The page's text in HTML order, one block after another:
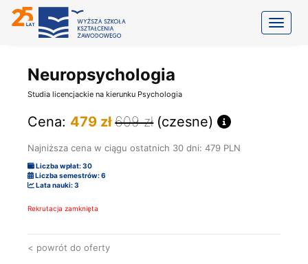
Neuropsychologia
Studia licencjackie na kierunku Psychologia
Cena: 479 zł609 zł (czesne)
Najniższa cena w ciągu ostatnich 30 dni: 479 PLN
Liczba wpłat: 30
Liczba semestrów: 6
Lata nauki: 3
Rekrutacja zamknięta
< powrót do oferty